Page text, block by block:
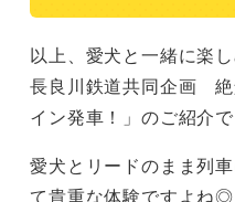
以上、愛犬と一緒に楽
長良川鉄道共同企画
イン発車！」のご紹介で
愛犬とリードのまま列
て貴重な体験ですよね◎